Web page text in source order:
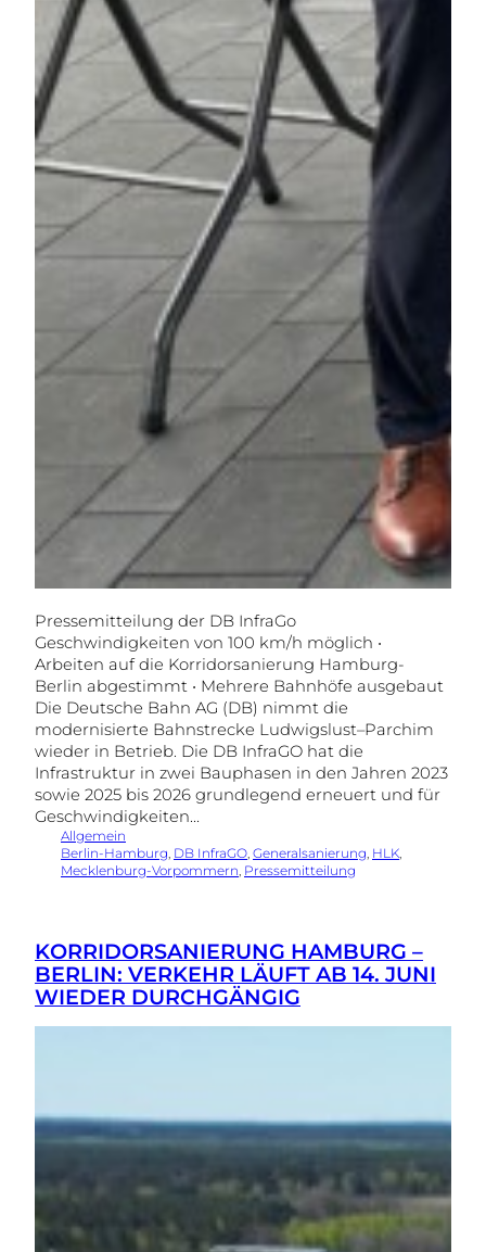
Pressemitteilung der DB InfraGo
Geschwindigkeiten von 100 km/h möglich •
Arbeiten auf die Korridorsanierung Hamburg-
Berlin abgestimmt • Mehrere Bahnhöfe ausgebaut
Die Deutsche Bahn AG (DB) nimmt die
modernisierte Bahnstrecke Ludwigslust–Parchim
wieder in Betrieb. Die DB InfraGO hat die
Infrastruktur in zwei Bauphasen in den Jahren 2023
sowie 2025 bis 2026 grundlegend erneuert und für
Geschwindigkeiten…
Allgemein
Berlin-Hamburg, DB InfraGO, Generalsanierung, HLK
Mecklenburg-Vorpommern, Pressemitteilung
KORRIDORSANIERUNG HAMBURG –
BERLIN: VERKEHR LÄUFT AB 14. JUNI
WIEDER DURCHGÄNGIG